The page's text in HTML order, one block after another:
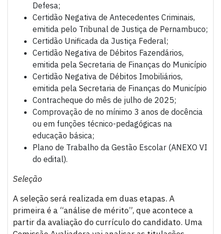
Defesa;
Certidão Negativa de Antecedentes Criminais,
emitida pelo Tribunal de Justiça de Pernambuco;
Certidão Unificada da Justiça Federal;
Certidão Negativa de Débitos Fazendários,
emitida pela Secretaria de Finanças do Município
Certidão Negativa de Débitos Imobiliários,
emitida pela Secretaria de Finanças do Município
Contracheque do mês de julho de 2025;
Comprovação de no mínimo 3 anos de docência
ou em funções técnico-pedagógicas na
educação básica;
Plano de Trabalho da Gestão Escolar (ANEXO VI
do edital).
Seleção
A seleção será realizada em duas etapas. A
primeira é a “análise de mérito”, que acontece a
partir da avaliação do currículo do candidato. Uma